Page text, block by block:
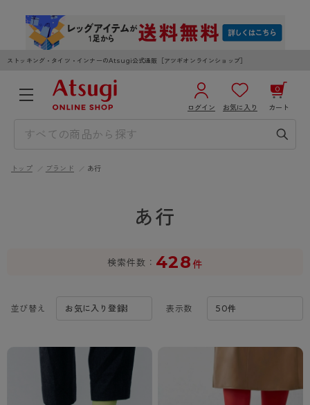
ストッキング・タイツ・インナーのAtsugi公式通販［アツギオンラインショップ］
ログイン お気に入り カート
0
3,980円以上のご購入で送料無料
レッグウェア
ストッキング
インナーウェア
レッグウエア
ソックス・靴下
インナーウエア
レッグウエア
タイツ
インナーウエア
ブランドから探す
トップ ブランド あ行
あ行
検索件数 428 件
並び替え 表示数